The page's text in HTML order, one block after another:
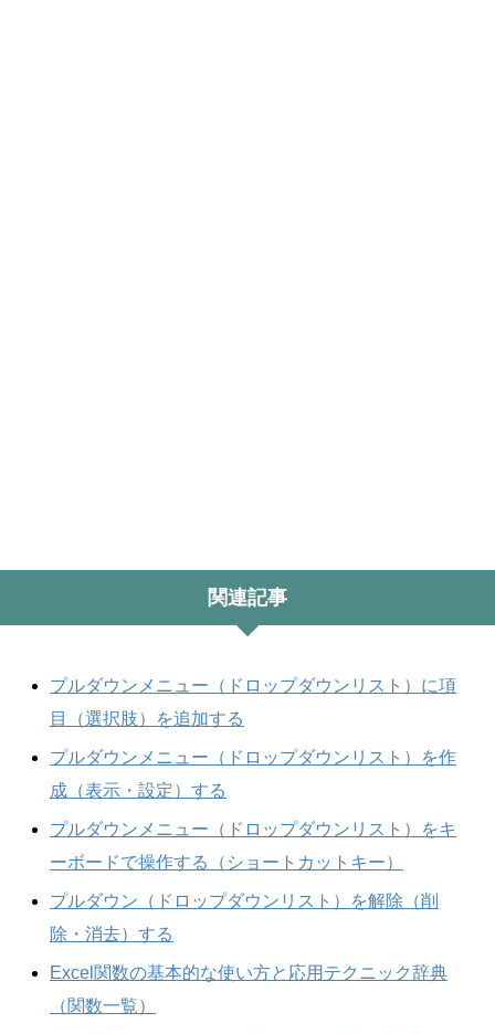
関連記事
プルダウンメニュー（ドロップダウンリスト）に項
目（選択肢）を追加する
プルダウンメニュー（ドロップダウンリスト）を作
成（表示・設定）する
プルダウンメニュー（ドロップダウンリスト）をキ
ーボードで操作する（ショートカットキー）
プルダウン（ドロップダウンリスト）を解除（削
除・消去）する
Excel関数の基本的な使い方と応用テクニック辞典
（関数一覧）